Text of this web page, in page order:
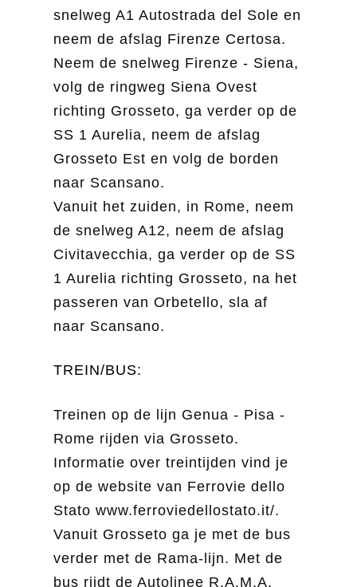
snelweg A1 Autostrada del Sole en
neem de afslag Firenze Certosa.
Neem de snelweg Firenze - Siena,
volg de ringweg Siena Ovest
richting Grosseto, ga verder op de
SS 1 Aurelia, neem de afslag
Grosseto Est en volg de borden
naar Scansano.
Vanuit het zuiden, in Rome, neem
de snelweg A12, neem de afslag
Civitavecchia, ga verder op de SS
1 Aurelia richting Grosseto, na het
passeren van Orbetello, sla af
naar Scansano.
TREIN/BUS:
Treinen op de lijn Genua - Pisa -
Rome rijden via Grosseto.
Informatie over treintijden vind je
op de website van Ferrovie dello
Stato www.ferroviedellostato.it/.
Vanuit Grosseto ga je met de bus
verder met de Rama-lijn. Met de
bus rijdt de Autolinee R.A.M.A.